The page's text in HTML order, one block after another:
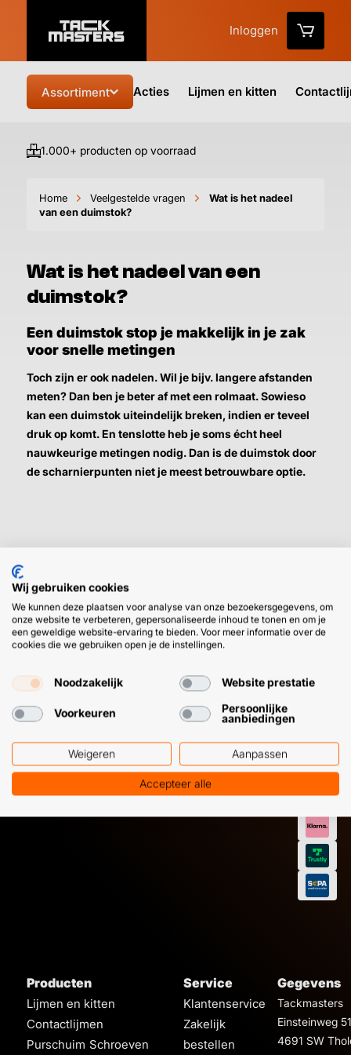
Inloggen
Assortiment Acties Lijmen en kitten
1.000+ producten op voorraad
Home Veelgestelde vragen
Wat is het nadeel
van een duimstok?
Wat is het nadeel van een
duimstok?
Een duimstok stop je makkelijk in je zak
voor snelle metingen
Toch zijn er ook nadelen. Wil je bijv. langere afstanden
meten? Dan ben je beter af met een rolmaat. Sowieso
kan een duimstok uiteindelijk breken, indien er teveel
druk op komt. En tenslotte heb je soms écht heel
nauwkeurige metingen nodig. Dan is de duimstok door
de scharnierpunten niet je meest betrouwbare optie.
HULP OF ADVIES NODIG?
Klantenservice
7224
12 09 51
BETAAL
Producten
Lijmen en kitten
Contactlijmen
Purschuim Schroeven
Service
Klantenservice
Zakelijk
bestellen
Gegevens
Tackmasters
Einsteinweg 51
4691 SW
Wij gebruiken cookies
We kunnen deze plaatsen voor analyse van onze bezoekersgegevens, om
onze website te verbeteren, gepersonaliseerde inhoud te tonen en om je
een geweldige website-ervaring te bieden. Voor meer informatie over de
cookies die we gebruiken open je de instellingen.
Noodzakelijk Website prestatie
Voorkeuren
Persoonlijke
aanbiedingen
Weigeren Aanpassen
Accepteer alle